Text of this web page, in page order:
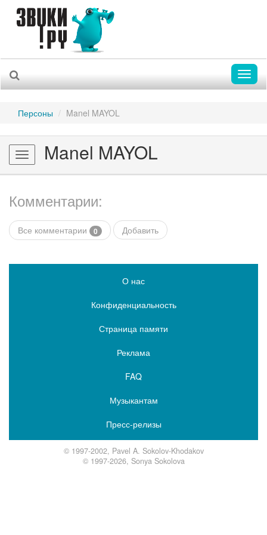
Персоны Manel MAYOL
Toggle
navigation
Manel MAYOL
Комментарии:
Все комментарии 0 Добавить
О нас
Конфиденциальность
Страница памяти
Реклама
FAQ
Музыкантам
Пресс-релизы
© 1997-2002, Pavel A. Sokolov-Khodakov
© 1997-2026, Sonya Sokolova